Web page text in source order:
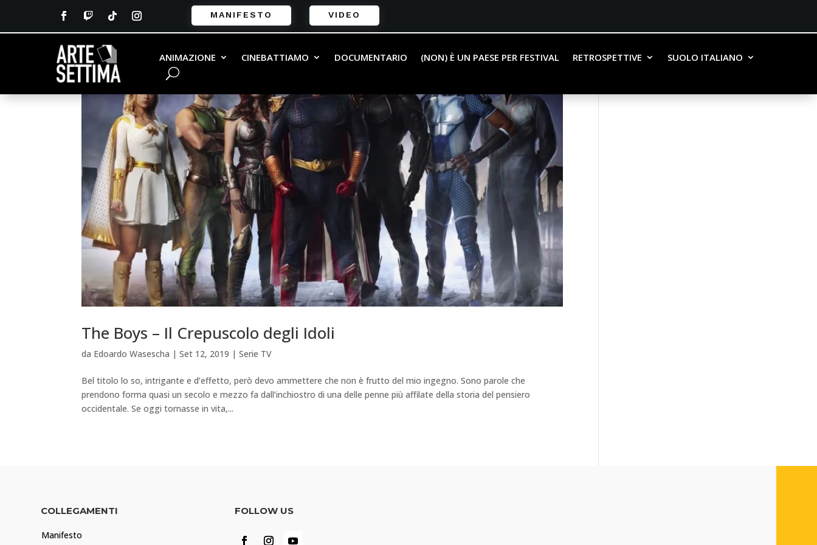
MANIFESTO VIDEO
ANIMAZIONE CINEBATTIAMO DOCUMENTARIO (NON) È UN PAESE PER FESTIVAL RETROSPETTIVE SUOLO ITALIANO
The Boys – Il Crepuscolo degli Idoli
da Edoardo Wasescha |Set 12, 2019 |Serie TV
Bel titolo lo so, intrigante e d’effetto, però devo ammettere che non è frutto del mio ingegno. Sono parole che
prendono forma quasi un secolo e mezzo fa dall’inchiostro di una delle penne più affilate della storia del pensiero
occidentale. Se oggi tornasse in vita,...
COLLEGAMENTI
Manifesto
FOLLOW US